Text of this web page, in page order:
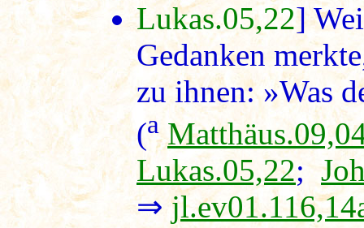
Lukas.05,22]
Gedanken
zu ihnen: »Was
(a
Lukas.05,22;
⇒